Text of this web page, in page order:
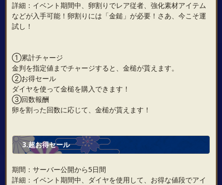
詳細：イベント期間中、卵割りでレア従者、強化素材アイテム
などが入手可能！卵割りには「金鎚」が必要！さあ、今こそ運
試し！
①累計チャージ
金判を指定値までチャージすると、金槌が貰えます。
②お得セール
ダイヤを使って金槌を購入できます！
③回数報酬
卵を割った回数に応じて、金槌が貰えます！
3.超お得セール
期間：サーバー公開から5日間
詳細：イベント期間中、ダイヤを使用して、お得な値段でアイ